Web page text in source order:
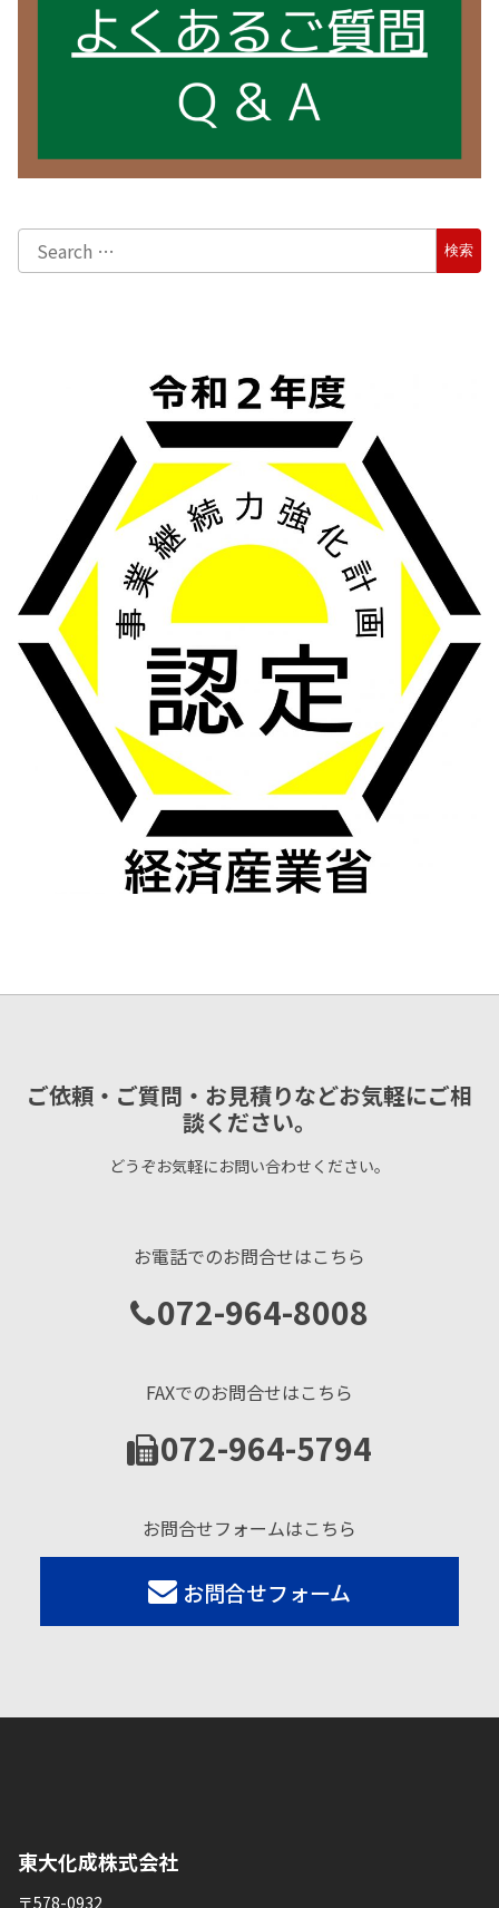
ご依頼・ご質問・お見積りなどお気軽にご相
談ください。
どうぞお気軽にお問い合わせください。
お電話でのお問合せはこちら
072-964-8008
FAXでのお問合せはこちら
072-964-5794
お問合せフォームはこちら
お問合せフォーム
東大化成株式会社
〒578-0932